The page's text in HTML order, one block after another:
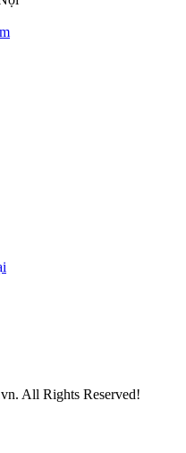
All Rights Reserved!